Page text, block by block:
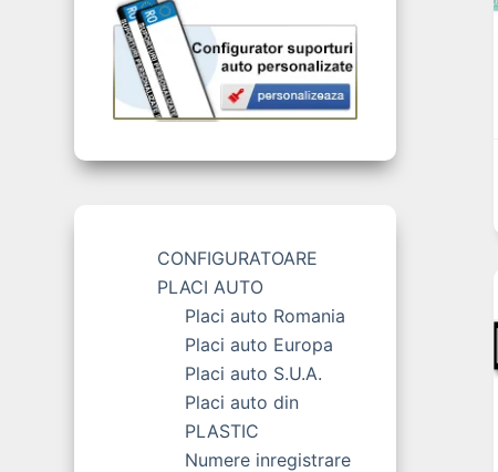
CONFIGURATOARE
PLACI AUTO
Placi auto Romania
Placi auto Europa
Placi auto S.U.A.
Placi auto din
PLASTIC
Numere inregistrare